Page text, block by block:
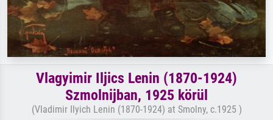
Vlagyimir Iljics Lenin (1870-1924)
Szmolnijban, 1925 körül
(Vladimir Ilyich Lenin (1870-1924) at Smolny, c.1925 )